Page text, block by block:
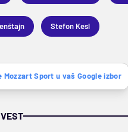
Stefon Kesl
Mozzart Sport u vaš Google izbor